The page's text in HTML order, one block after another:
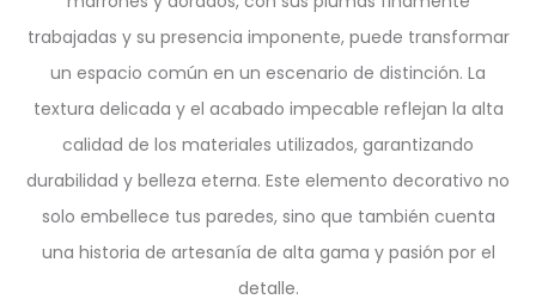
trabajadas y su presencia imponente, puede transformar
un espacio común en un escenario de distinción. La
textura delicada y el acabado impecable reflejan la alta
calidad de los materiales utilizados, garantizando
durabilidad y belleza eterna. Este elemento decorativo no
solo embellece tus paredes, sino que también cuenta
una historia de artesanía de alta gama y pasión por el
detalle.